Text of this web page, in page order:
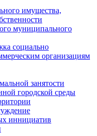
имущества,
муниципального
социально
организациям
занятости
городской среды
иннициатив